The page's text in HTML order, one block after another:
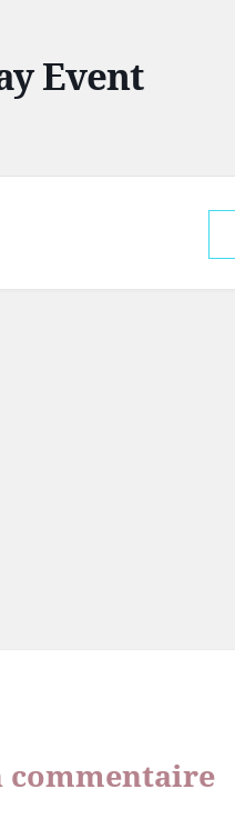
Event
commentaire